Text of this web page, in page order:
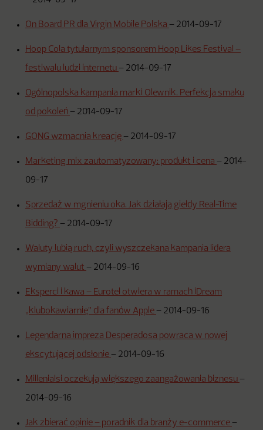
On Board PR dla Virgin Mobile Polska – 2014-09-17
Hoop Cola tytularnym sponsorem Hoop Likes Festival –
festiwalu ludzi internetu – 2014-09-17
Ogólnopolska kampania marki Olewnik. Perfekcja smaku
od pokoleń – 2014-09-17
GONG wzmacnia kreację – 2014-09-17
Marketing mix zautomatyzowany: produkt i cena – 2014-
09-17
Sprzedaż w mgnieniu oka. Jak działają giełdy Real-Time
Bidding? – 2014-09-17
Waluty lubią ruch, czyli wyszczekana kampania lidera
wymiany walut – 2014-09-16
Eksperci i kawa – Eurotel otwiera w ramach iDream
„klubokawiarnię” dla fanów Apple – 2014-09-16
Legendarna impreza Desperadosa powraca w nowej
ekscytującej odsłonie – 2014-09-16
Millenialsi oczekują większego zaangażowania biznesu –
2014-09-16
Jak zbierać opinie – poradnik dla branży e-commerce –